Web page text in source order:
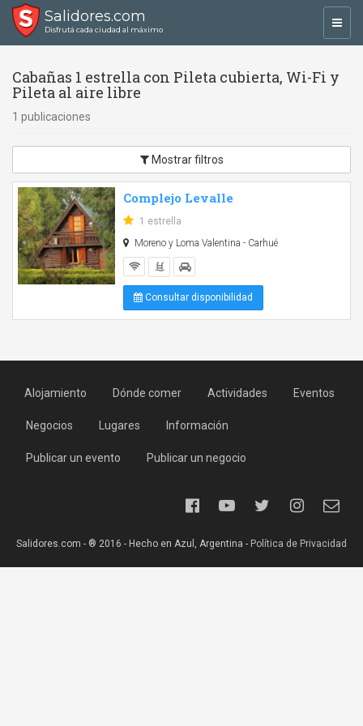
Salidores.com
Disfrutá cada ciudad al máximo
Cabañas 1 estrella con Pileta cubierta, Wi-Fi y
Pileta al aire libre
1 publicaciones
Mostrar filtros
Complejo Levalle
1 estrella
Moreno y Loma Valentina - Carhué
Consultar disponibilidad
Alojamiento Dónde comer Actividades Eventos
Negocios Lugares Información
Publicar un evento Publicar un negocio
Salidores.com - ® 2016 - Hecho en Azul, Argentina - Política de Privacidad